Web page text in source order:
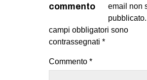
commento
email non
pubblicato.
campi obbligatori sono
contrassegnati *
Commento *